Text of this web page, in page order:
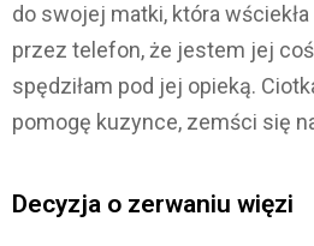
do swojej matki, która
przez telefon, że jestem jej
spędziłam pod jej opieką.
pomogę kuzynce, zemści się
Decyzja o zerwaniu więzi